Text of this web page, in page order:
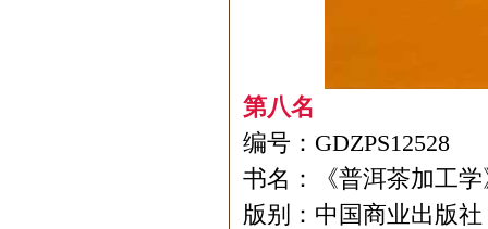
第八名
编号：GDZPS12528
书名：《普洱茶加工学
版别：中国商业出版社